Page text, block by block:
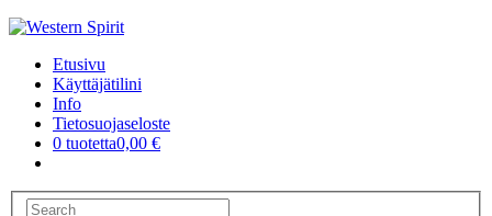
Etusivu
Käyttäjätilini
Info
Tietosuojaseloste
0 tuotetta0,00 €